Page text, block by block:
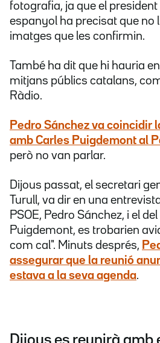
fotografia, ja que el
espanyol ha precisat que no
imatges que les confirmin.
També ha dit que hi hauria
mitjans públics catalans,
Ràdio.
Pedro Sánchez va coincidir
amb Carles Puigdemont al
però no van parlar.
Dijous passat, el secretari
Turull, va dir en una
PSOE, Pedro Sánchez, i el
Puigdemont, es trobarien
com cal". Minuts després,
assegurar que la reunió
estava a la seva agenda.